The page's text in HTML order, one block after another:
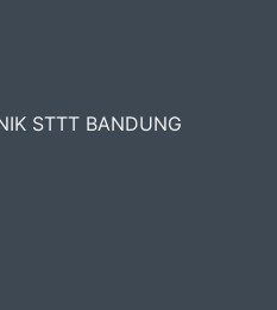
STTT BANDUNG